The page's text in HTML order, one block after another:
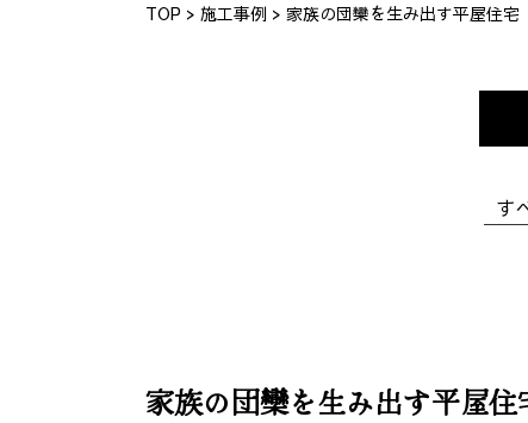
TOP > 施工事例 > 家族の団欒を生み出す平屋住宅
す
家族の団欒を生み出す平屋住